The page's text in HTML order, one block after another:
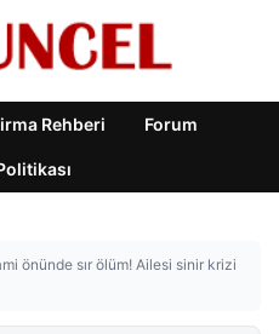
Rehberi Forum
önünde sır ölüm! Ailesi sinir krizi